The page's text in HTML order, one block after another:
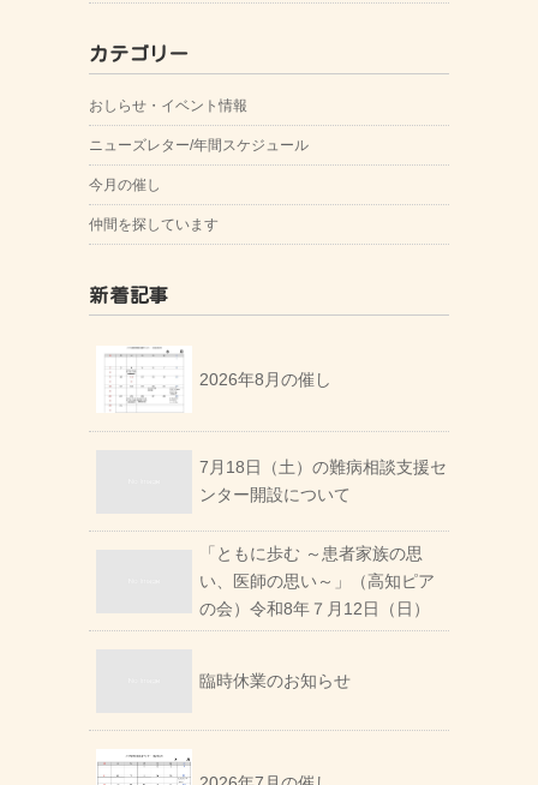
カテゴリー
おしらせ・イベント情報
ニューズレター/年間スケジュール
今月の催し
仲間を探しています
新着記事
2026年8月の催し
7月18日（土）の難病相談支援セ
ンター開設について
「ともに歩む ～患者家族の思
い、医師の思い～」（高知ピア
の会）令和8年７月12日（日）
臨時休業のお知らせ